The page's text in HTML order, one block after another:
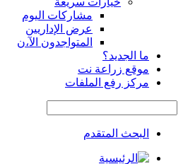
مشاركات اليوم
عرض الإداريين
المتواجدون الآ،ن
ما الجديد؟
موقع زراعة نت
مركز رفع الملفات
البحث المتقدم